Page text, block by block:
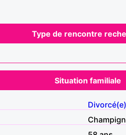
Type de rencontre
Situation familiale
Divorcé(e)